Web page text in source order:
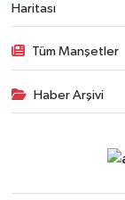
Haritası
Tüm Manşetler
Haber Arşivi